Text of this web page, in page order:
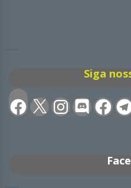
Siga
Facebook
X Instagram
DiscordFacebook